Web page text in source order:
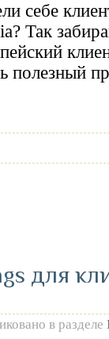
себе
Так
полезный
для
в разделе